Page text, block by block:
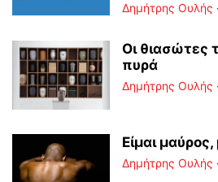
Δημήτρης Ουλής
Οι θιασώτες
πυρά
Δημήτρης Ουλής
Είμαι μαύρος,
Δημήτρης Ουλής